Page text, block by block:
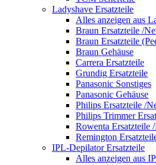
Ladyshave Ersatzteile
Alles anzeigen aus
Braun Ersatzteile /
Braun Ersatzteile
Braun Gehäuse
Carrera Ersatzteile
Grundig Ersatzteile
Panasonic Sonstiges
Panasonic Gehäuse
Philips Ersatzteile /
Philips Trimmer
Rowenta Ersatzteile
Remington
IPL-Depilator Ersatzteile
Alles anzeigen aus